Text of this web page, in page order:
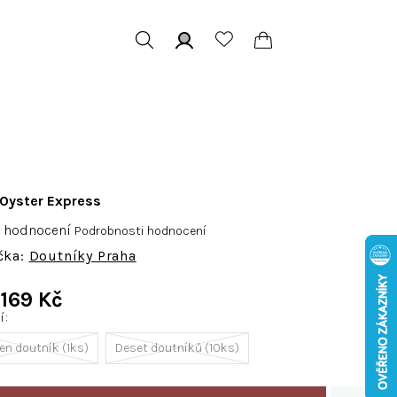
Doutníky Praha
Express
hodnocení Podrobnosti hodnocení
doutník (1ks)
Deset doutníků (10ks)
169 Kč
cena: